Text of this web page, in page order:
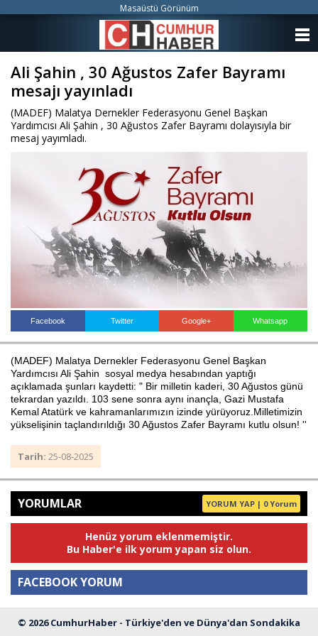
Ali Şahin , 30 Ağustos Zafer Bayramı
mesajı yayınladı
(MADEF) Malatya Dernekler Federasyonu Genel Başkan
Yardımcısı Ali Şahin , 30 Ağustos Zafer Bayramı dolayısıyla bir
mesaj yayımladı.
Facebook Twitter Google+ Whatsapp
(MADEF) Malatya Dernekler Federasyonu Genel Başkan
Yardımcısı Ali Şahin sosyal medya hesabından yaptığı
açıklamada şunları kaydetti: " Bir milletin kaderi, 30 Ağustos günü
tekrardan yazıldı. 103 sene sonra aynı inançla, Gazi Mustafa
Kemal Atatürk ve kahramanlarımızın izinde yürüyoruz.Milletimizin
yükselişinin taçlandırıldığı 30 Ağustos Zafer Bayramı kutlu olsun! ''
Tarih: 25-08-2025
YORUMLAR YORUM YAP | 0 Yorum
Henüz yorum eklenmemiştir.
Bu Haber'e ilk yorum yapan siz olun.
FACEBOOK YORUM
Yorum
Masaüstü Görünüm
© 2026 CumhurHaber - Türkiye'den ve Dünya'dan Sondakika
KATEGORİLER
ANKETLER
FOTO GALERİ
VİDEO GALERİ
İLETİŞİM
Haberin Doğru Adresi.